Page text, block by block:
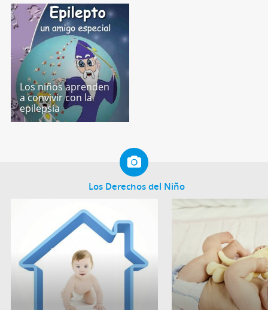
Los niños aprenden
a convivir con la
epilepsia
Los Derechos del Niño